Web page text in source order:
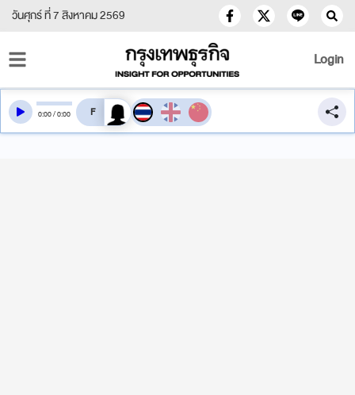
วันศุกร์ ที่ 7 สิงหาคม 2569
Login
0:00/0:00 สลับเสียงอ่าน